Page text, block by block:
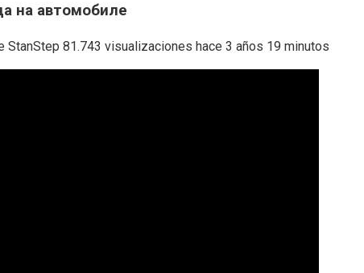
на автомобиле
81.743 visualizaciones hace 3 años 19 minutos